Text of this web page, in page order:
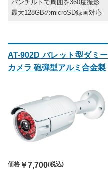
パンチルトで周囲を360度撮影
最大128GBのmicroSD録画対応
AT-902D バレット型ダミー
カメラ 砲弾型アルミ合金製
価格 ￥7,700(税込)